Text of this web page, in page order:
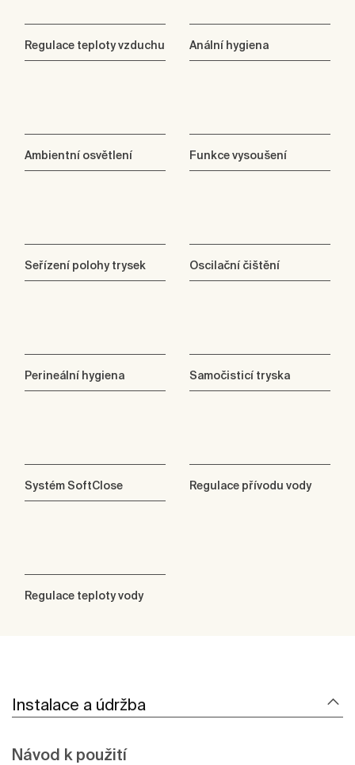
Regulace teploty vzduchu Anální hygiena
Ambientní osvětlení Funkce vysoušení
Seřízení polohy trysek Oscilační čištění
Perineální hygiena Samočisticí tryska
Systém SoftClose Regulace přívodu vody
Regulace teploty vody
Instalace a údržba
Návod k použití